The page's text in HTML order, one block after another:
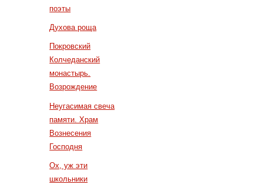
поэты
Духова роща
Покровский
Колчеданский
монастырь.
Возрождение
Неугасимая свеча
памяти. Храм
Вознесения
Господня
Ох, уж эти
школьники